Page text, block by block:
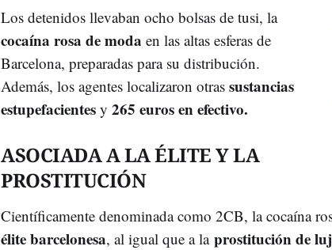
Los detenidos llevaban ocho bolsas de tusi, la
cocaína rosa de moda en las altas esferas de
Barcelona, preparadas para su distribución.
Además, los agentes localizaron otras sustancias
estupefacientes y 265 euros en efectivo.
ASOCIADA A LA ÉLITE Y LA
PROSTITUCIÓN
Científicamente denominada como 2CB, la cocaína
élite barcelonesa, al igual que a la prostitución de